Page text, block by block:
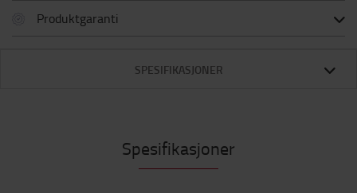
Produktgaranti
SPESIFIKASJONER
Spesifikasjoner